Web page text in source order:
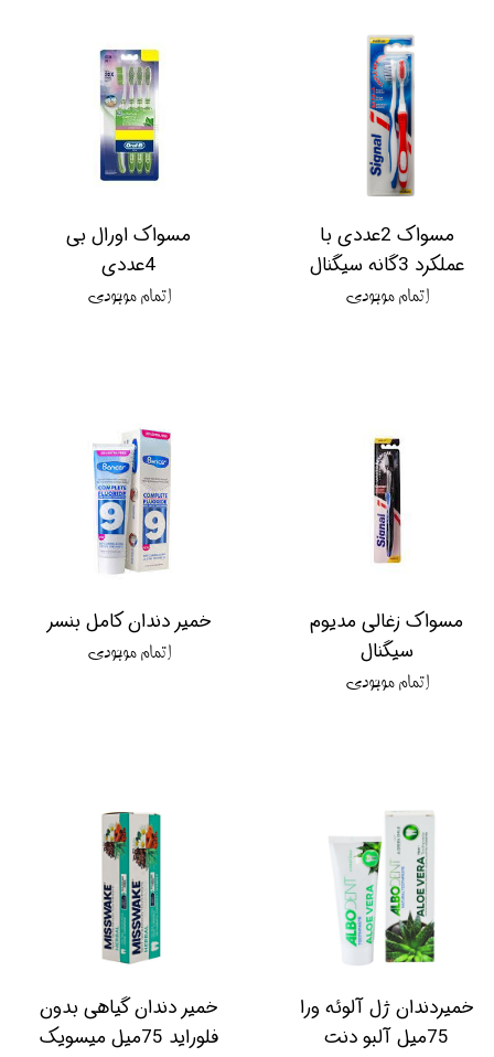
مسواک 2عددی با
عملکرد 3گانه سیگنال
اتمام موجودی
مسواک اورال بی
4عددی
اتمام موجودی
مسواک زغالی مدیوم
سیگنال
اتمام موجودی
خمیر دندان کامل بنسر
اتمام موجودی
خمیردندان ژل آلوئه ورا
75میل آلبو دنت
خمیر دندان گیاهی بدون
فلوراید 75میل میسویک